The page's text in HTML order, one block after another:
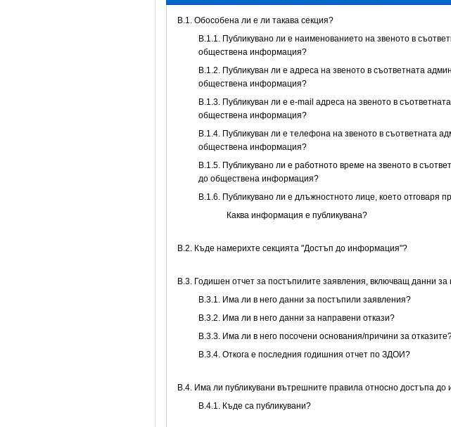
В.1. Обособена ли е ли такава секция?
В.1.1. Публикувано ли е наименованието на звеното в
обществена информация?
В.1.2. Публикуван ли е адреса на звеното в съответната
обществена информация?
В.1.3. Публикуван ли е e-mail адреса на звеното в
обществена информация?
В.1.4. Публикуван ли е телефона на звеното в съответната
обществена информация?
В.1.5. Публикувано ли е работното време на звеното в
до обществена информация?
В.1.6. Публикувано ли е длъжностното лице, което отговаря
Каква информация е публикувана?
В.2. Къде намерихте секцията "Достъп до информация"?
В.3. Годишен отчет за постъпилите заявления, включващ данни за
В.3.1. Има ли в него данни за постъпили заявления?
В.3.2. Има ли в него данни за направени откази?
В.3.3. Има ли в него посочени основания/причини за
В.3.4. Откога е последния годишния отчет по ЗДОИ?
В.4. Има ли публикувани вътрешните правила относно достъпа
В.4.1. Къде са публикувани?